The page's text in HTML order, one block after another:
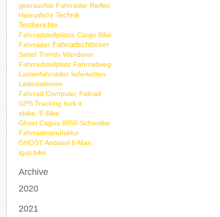
gebrauchte Fahrräder Reifen
Helmpflicht Technik
Testberichte
Fahrradstellplätze Cargo Bike
Fahrräder Fahrradschlösser
Sattel Trends Wanderer
Fahrradstellplatz Fahrradweg
Lastenfahrräder lieferketten
Ladestationen
Fahrrad Computer Faltrad
GPS Tracking lock it
ebike, E-Bike
Ghost Cagua 6550 Schwalbe
Fahrradmanufaktur
GHOST Andasol 6 Man
igus bike
Archive
2020
2021